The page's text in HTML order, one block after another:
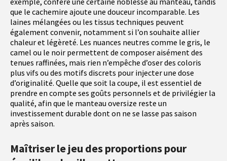
que le cachemire ajoute une douceur incomparable. Les
laines mélangées ou les tissus techniques peuvent
également convenir, notamment si l’on souhaite allier
chaleur et légèreté. Les nuances neutres comme le gris, le
camel ou le noir permettent de composer aisément des
tenues raffinées, mais rien n’empêche d’oser des coloris
plus vifs ou des motifs discrets pour injecter une dose
d’originalité. Quelle que soit la coupe, il est essentiel de
prendre en compte ses goûts personnels et de privilégier la
qualité, afin que le manteau oversize reste un
investissement durable dont on ne se lasse pas saison
après saison.
Maîtriser le jeu des proportions pour